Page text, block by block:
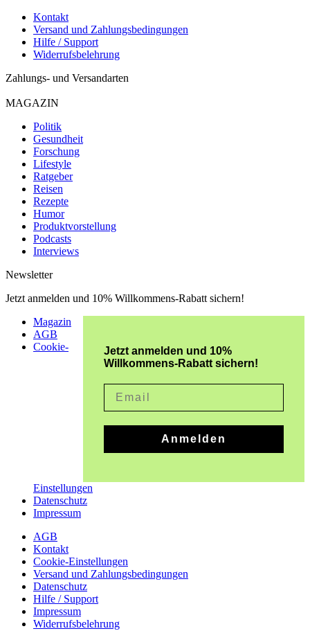
Kontakt
Versand und Zahlungsbedingungen
Hilfe / Support
Widerrufsbelehrung
Zahlungs- und Versandarten
MAGAZIN
Politik
Gesundheit
Forschung
Lifestyle
Ratgeber
Reisen
Rezepte
Humor
Produktvorstellung
Podcasts
Interviews
Newsletter
Jetzt anmelden und 10% Willkommens-Rabatt sichern!
Jetzt anmelden und 10%
Willkommens-Rabatt sichern!
Anmelden
Magazin
AGB
Cookie-
Einstellungen
Datenschutz
Impressum
AGB
Kontakt
Cookie-Einstellungen
Versand und Zahlungsbedingungen
Datenschutz
Hilfe / Support
Impressum
Widerrufsbelehrung